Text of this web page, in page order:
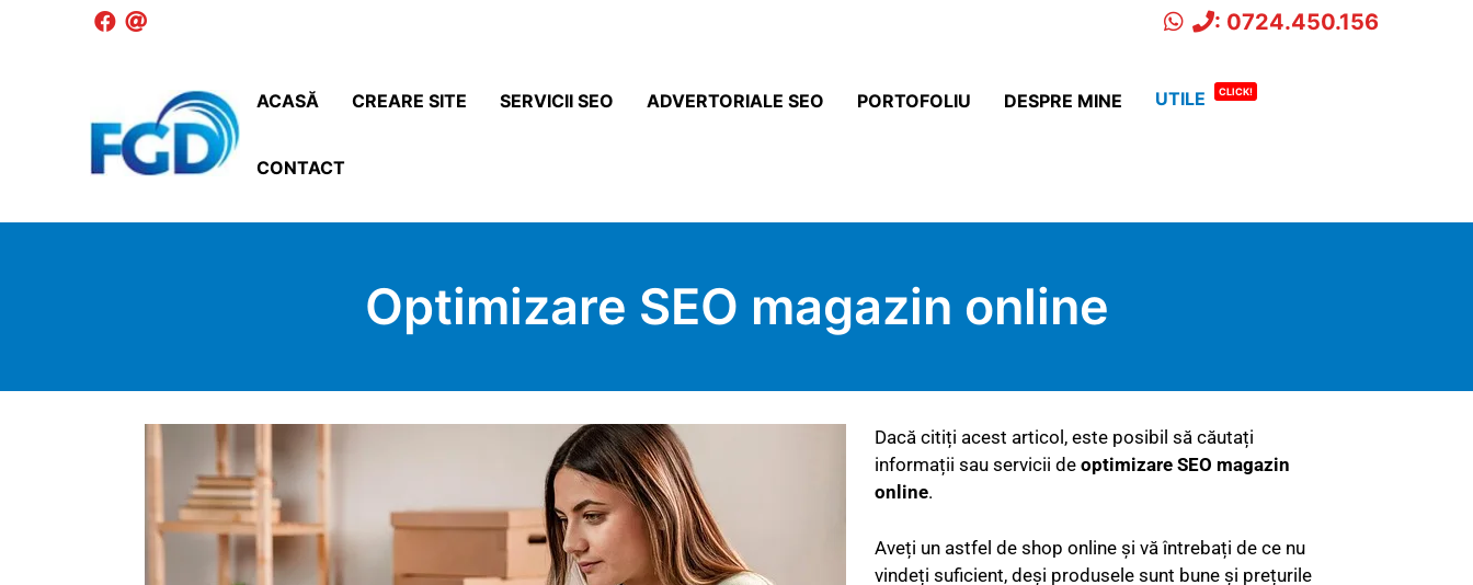
: 0724.450.156
ACASĂ CREARE SITE SERVICII SEO ADVERTORIALE SEO PORTOFOLIU DESPRE MINE UTILE CLICK!
CONTACT
Optimizare SEO magazin online
Dacă citiți acest articol, este posibil să căutați
informații sau servicii de optimizare SEO magazin
online.
Aveți un astfel de shop online și vă întrebați de ce nu
vindeți suficient, deși produsele sunt bune și prețurile